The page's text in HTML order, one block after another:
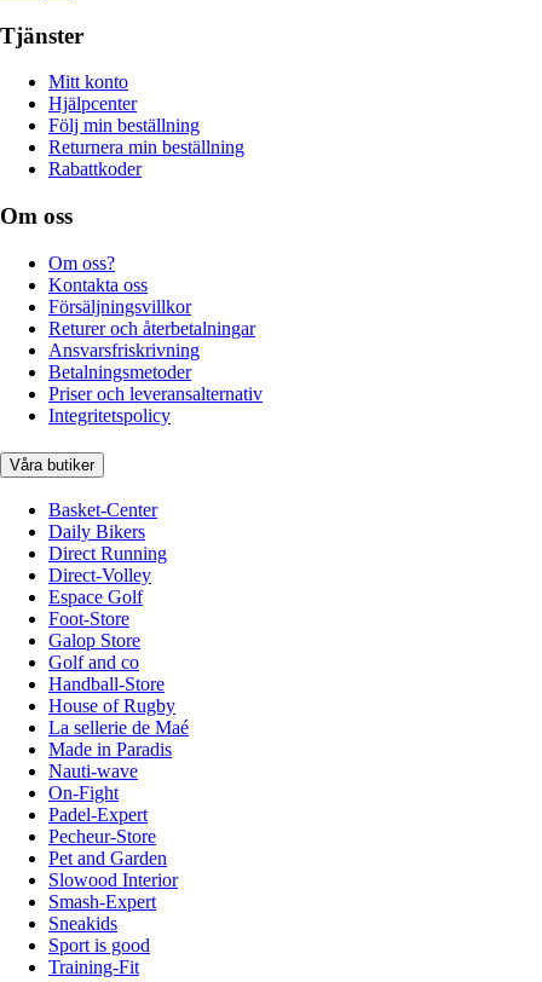
Tjänster
Mitt konto
Hjälpcenter
Följ min beställning
Returnera min beställning
Rabattkoder
Om oss
Om oss?
Kontakta oss
Försäljningsvillkor
Returer och återbetalningar
Ansvarsfriskrivning
Betalningsmetoder
Priser och leveransalternativ
Integritetspolicy
Våra butiker
Basket-Center
Daily Bikers
Direct Running
Direct-Volley
Espace Golf
Foot-Store
Galop Store
Golf and co
Handball-Store
House of Rugby
La sellerie de Maé
Made in Paradis
Nauti-wave
On-Fight
Padel-Expert
Pecheur-Store
Pet and Garden
Slowood Interior
Smash-Expert
Sneakids
Sport is good
Training-Fit